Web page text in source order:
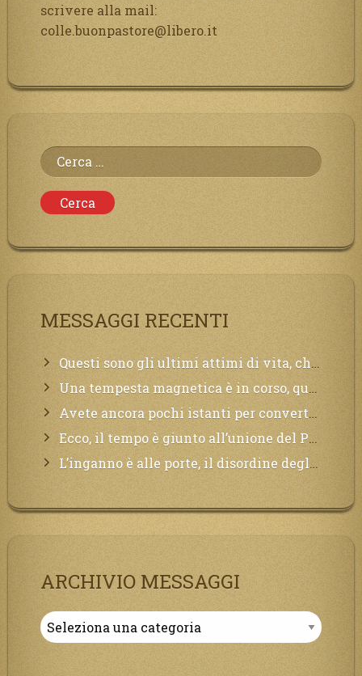
scrivere alla mail:
colle.buonpastore@libero.it
Ricerca
per:
MESSAGGI RECENTI
Questi sono gli ultimi attimi di vita, chi si vuole salvare Mi chiami in suo aiuto.
Una tempesta magnetica è in corso, questa generazione patirà. Il black out non tarderà ad arrivare e tutta la Terra sarà oscurata.
Avete ancora pochi istanti per convertirvi, non perdete tempo, la sciagura arriverà all’improvviso e per chi non si sarà preparato saranno dolori.
Ecco, il tempo è giunto all’unione del Padre con il figlio, non avete che da attendere pochissimo.
L’inganno è alle porte, il disordine degli ordinati urlerà perdono, ma sarà troppo tardi, il tradimento è stato grande!
ARCHIVIO MESSAGGI
Archivio
Messaggi